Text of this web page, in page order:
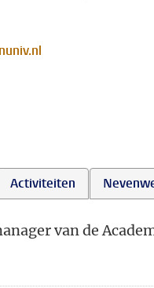
Activiteiten
van de